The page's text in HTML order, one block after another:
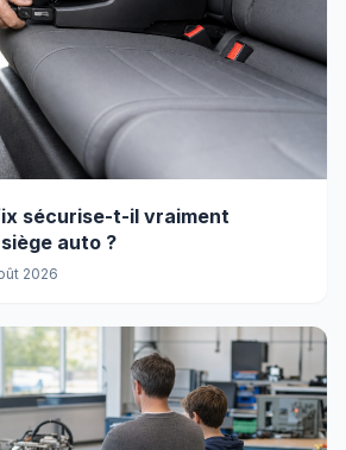
sécurise-t-il vraiment
auto ?
2026